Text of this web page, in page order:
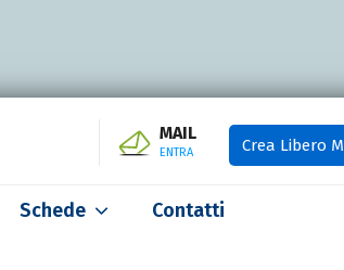
MAIL
ENTRA Crea Libero
Schede Contatti